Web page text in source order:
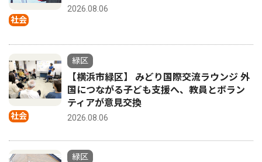
社会
2026.08.06
社会
緑区
【横浜市緑区】 みどり国際交流ラウンジ 外
国につながる子ども支援へ、教員とボラン
ティアが意見交換
2026.08.06
緑区